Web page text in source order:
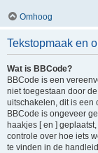
Omhoog
Tekstopmaak en
Wat is BBCode?
BBCode is een
niet toegestaan door
uitschakelen, dit is een
BBCode is ongeveer
haakjes [ en ]
controle over hoe iets
te vinden in de